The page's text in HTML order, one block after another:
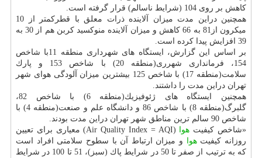
كاهش بر روی 104 (شرایط ناسالم) قرار گرفته است.
همچنین دراین مدت میزان آلاینده ذرات معلق با قطركمتر از 10
میكرون از81 به 66 كاهش و میزان آلاینده منوكسید كربن هم از 30 به
39 افزایش پیدا كرده است.
بر اساس این گزارش، ایستگاه های شهرداری منطقه 11با شاخص
154، فرمانداری شهرری(منطقه 20) با شاخص 153 و پارك
سلامت(منطقه 17) با شاخص 125 بیشترین میزان آلودگی هوای شهر
تهران دراین مدت را داشتند.
همچنین ایستگاه های ژئوفیزیك(منطقه 6) با شاخص 82،
گلبرگ(منطقه 8) با شاخص 86 و دانشگاه علم و صنعت(منطقه 4) با
شاخص 90 سالم ترین مناطق شهر تهران دراین مدت بودند.
«شاخص كیفیت هوا
(Air Quality Index = AQI) معیاری برای تعیین
روزانه كیفیتهوا و میزان ارتباط آن با سطوح سلامتی افراد است
كه به ترتیب از صفر تا 50 در شرایط پاك (سبز)، 51 تا 100 در شرایط